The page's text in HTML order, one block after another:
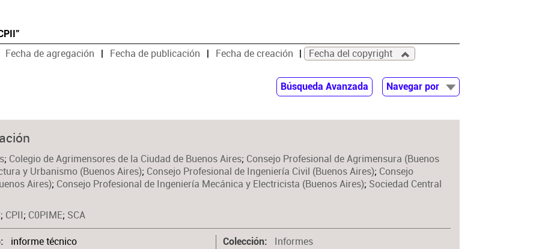
Fecha de agregación Fecha de publicación Fecha de creación Fecha del copyright
Búsqueda Avanzada
Navegar por
Materia
; Colegio de Agrimensores de la Ciudad de Buenos Aires; Consejo Profesional de Agrimensura (Buenos
y Urbanismo (Buenos Aires); Consejo Profesional de Ingeniería Civil (Buenos Aires); Consejo
Aires); Consejo Profesional de Ingeniería Mecánica y Electricista (Buenos Aires); Sociedad Central
; CPII; C0PIME; SCA
informe técnico Colección Informes